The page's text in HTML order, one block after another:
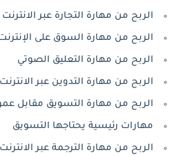
الربح من مهارة التجارة عبر الانترنت
الربح من مهارة السوق على
الربح من مهارة التعليق الصوتي
الربح من مهارة التدوين عبر الانترنت
الربح من مهارة التسويق مقابل
مهارات رئيسية يحتاجها التسويق
الربح من مهارة الترجمة عبر الانترنت